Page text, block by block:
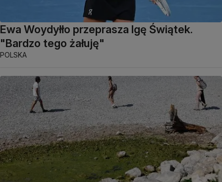
Ewa Woydyłło przeprasza Igę Świątek.
"Bardzo tego żałuję"
POLSKA